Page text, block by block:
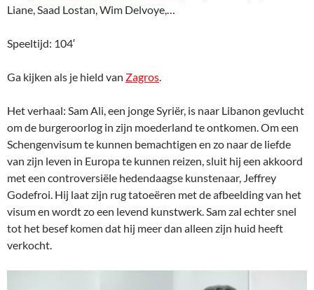
Liane, Saad Lostan, Wim Delvoye,…
Speeltijd: 104′
Ga kijken als je hield van Zagros.
Het verhaal: Sam Ali, een jonge Syriër, is naar Libanon gevlucht
om de burgeroorlog in zijn moederland te ontkomen. Om een
Schengenvisum te kunnen bemachtigen en zo naar de liefde
van zijn leven in Europa te kunnen reizen, sluit hij een akkoord
met een controversiële hedendaagse kunstenaar, Jeffrey
Godefroi. Hij laat zijn rug tatoeëren met de afbeelding van het
visum en wordt zo een levend kunstwerk. Sam zal echter snel
tot het besef komen dat hij meer dan alleen zijn huid heeft
verkocht.